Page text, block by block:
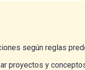
según reglas
proyectos y